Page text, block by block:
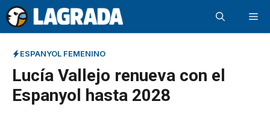
Saltar
al
contenido
ESPANYOL FEMENINO
Lucía Vallejo renueva con el
Espanyol hasta 2028